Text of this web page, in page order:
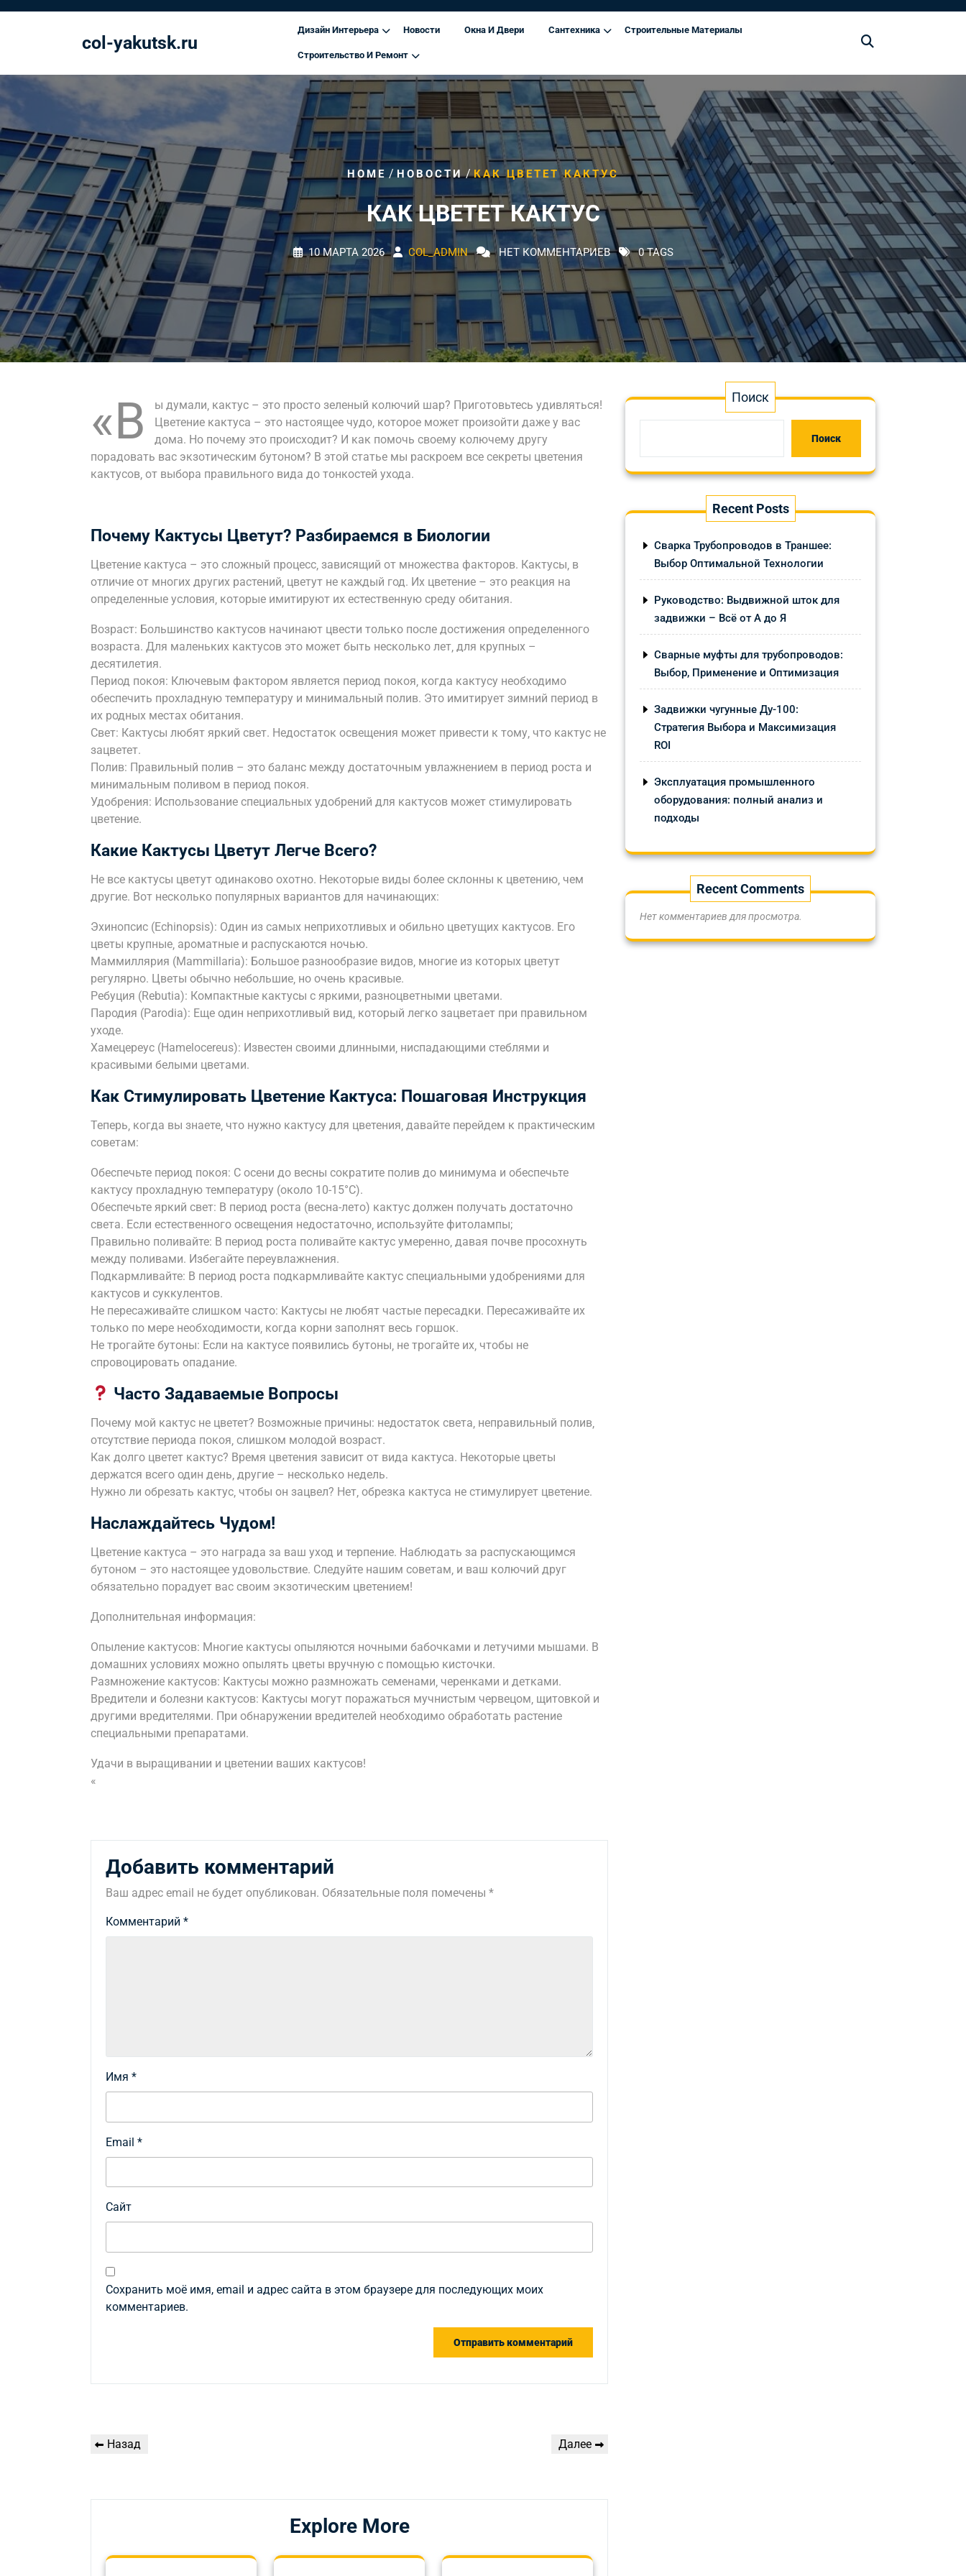
col-yakutsk.ru
Дизайн Интерьера Новости Окна И Двери Сантехника Строительные Материалы
Строительство И Ремонт
HOME / НОВОСТИ/КАК ЦВЕТЕТ КАКТУС
КАК ЦВЕТЕТ КАКТУС
10 МАРТА 2026 COL_ADMIN НЕТ КОММЕНТАРИЕВ 0 TAGS
«В
ы думали‚ кактус – это просто зеленый колючий шар? Приготовьтесь удивляться!
Цветение кактуса – это настоящее чудо‚ которое может произойти даже у вас
дома. Но почему это происходит? И как помочь своему колючему другу
порадовать вас экзотическим бутоном? В этой статье мы раскроем все секреты цветения
кактусов‚ от выбора правильного вида до тонкостей ухода.
Почему Кактусы Цветут? Разбираемся в Биологии
Цветение кактуса – это сложный процесс‚ зависящий от множества факторов. Кактусы‚ в
отличие от многих других растений‚ цветут не каждый год. Их цветение – это реакция на
определенные условия‚ которые имитируют их естественную среду обитания.
Возраст: Большинство кактусов начинают цвести только после достижения определенного
возраста. Для маленьких кактусов это может быть несколько лет‚ для крупных –
десятилетия.
Период покоя: Ключевым фактором является период покоя‚ когда кактусу необходимо
обеспечить прохладную температуру и минимальный полив. Это имитирует зимний период в
их родных местах обитания.
Свет: Кактусы любят яркий свет. Недостаток освещения может привести к тому‚ что кактус не
зацветет.
Полив: Правильный полив – это баланс между достаточным увлажнением в период роста и
минимальным поливом в период покоя.
Удобрения: Использование специальных удобрений для кактусов может стимулировать
цветение.
Какие Кактусы Цветут Легче Всего?
Не все кактусы цветут одинаково охотно. Некоторые виды более склонны к цветению‚ чем
другие. Вот несколько популярных вариантов для начинающих:
Эхинопсис (Echinopsis): Один из самых неприхотливых и обильно цветущих кактусов. Его
цветы крупные‚ ароматные и распускаются ночью.
Маммиллярия (Mammillaria): Большое разнообразие видов‚ многие из которых цветут
регулярно. Цветы обычно небольшие‚ но очень красивые.
Ребуция (Rebutia): Компактные кактусы с яркими‚ разноцветными цветами.
Пародия (Parodia): Еще один неприхотливый вид‚ который легко зацветает при правильном
уходе.
Хамецереус (Hamelocereus): Известен своими длинными‚ ниспадающими стеблями и
красивыми белыми цветами.
Как Стимулировать Цветение Кактуса: Пошаговая Инструкция
Теперь‚ когда вы знаете‚ что нужно кактусу для цветения‚ давайте перейдем к практическим
советам:
Обеспечьте период покоя: С осени до весны сократите полив до минимума и обеспечьте
кактусу прохладную температуру (около 10-15°C).
Обеспечьте яркий свет: В период роста (весна-лето) кактус должен получать достаточно
света. Если естественного освещения недостаточно‚ используйте фитолампы;
Правильно поливайте: В период роста поливайте кактус умеренно‚ давая почве просохнуть
между поливами. Избегайте переувлажнения.
Подкармливайте: В период роста подкармливайте кактус специальными удобрениями для
кактусов и суккулентов.
Не пересаживайте слишком часто: Кактусы не любят частые пересадки. Пересаживайте их
только по мере необходимости‚ когда корни заполнят весь горшок.
Не трогайте бутоны: Если на кактусе появились бутоны‚ не трогайте их‚ чтобы не
спровоцировать опадание.
Часто Задаваемые Вопросы
Почему мой кактус не цветет? Возможные причины: недостаток света‚ неправильный полив‚
отсутствие периода покоя‚ слишком молодой возраст.
Как долго цветет кактус? Время цветения зависит от вида кактуса. Некоторые цветы
держатся всего один день‚ другие – несколько недель.
Нужно ли обрезать кактус‚ чтобы он зацвел? Нет‚ обрезка кактуса не стимулирует цветение.
Наслаждайтесь Чудом!
Цветение кактуса – это награда за ваш уход и терпение. Наблюдать за распускающимся
бутоном – это настоящее удовольствие. Следуйте нашим советам‚ и ваш колючий друг
обязательно порадует вас своим экзотическим цветением!
Дополнительная информация:
Опыление кактусов: Многие кактусы опыляются ночными бабочками и летучими мышами. В
домашних условиях можно опылять цветы вручную с помощью кисточки.
Размножение кактусов: Кактусы можно размножать семенами‚ черенками и детками.
Вредители и болезни кактусов: Кактусы могут поражаться мучнистым червецом‚ щитовкой и
другими вредителями. При обнаружении вредителей необходимо обработать растение
специальными препаратами.
Удачи в выращивании и цветении ваших кактусов!
«
Добавить комментарий
Ваш адрес email не будет опубликован. Обязательные поля помечены *
Комментарий *
Имя *
Email *
Сайт
Сохранить моё имя, email и адрес сайта в этом браузере для последующих моих
комментариев.
Навигация
Предыдущая
Назад
Следующая
Далее
Explore More
Поиск
Поиск
Recent Posts
Сварка Трубопроводов в Траншее:
Выбор Оптимальной Технологии
Руководство: Выдвижной шток для
задвижки – Всё от А до Я
Сварные муфты для трубопроводов:
Выбор, Применение и Оптимизация
Задвижки чугунные Ду-100:
Стратегия Выбора и Максимизация
ROI
Эксплуатация промышленного
оборудования: полный анализ и
подходы
Recent Comments
Нет комментариев для просмотра.